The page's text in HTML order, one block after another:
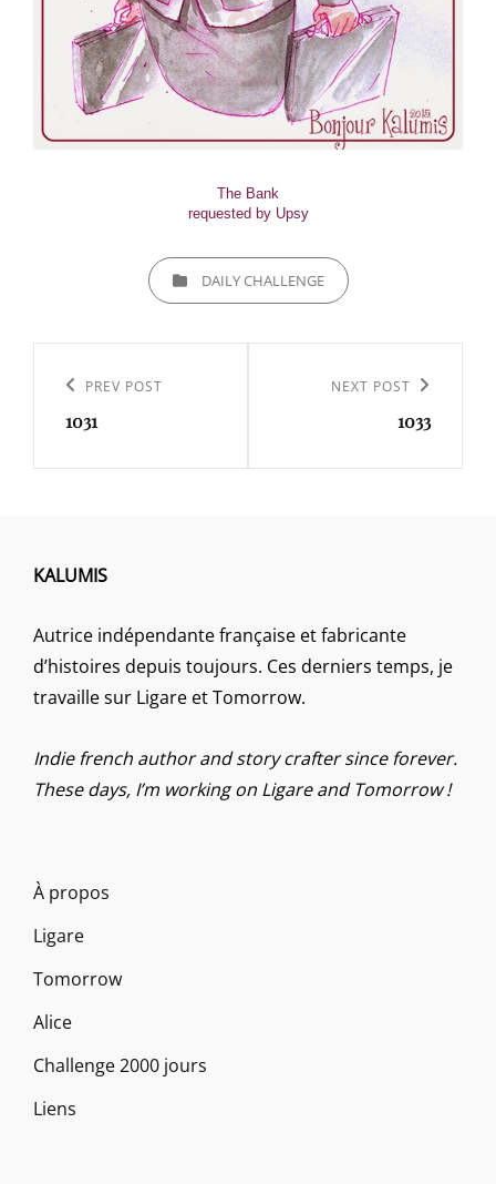
The Bank
requested by Upsy
CATEGORIESDAILY CHALLENGE
l’article
Previous
Post
PREV POST
1031
NEXT POST
1033
KALUMIS
Autrice indépendante française et fabricante
d’histoires depuis toujours. Ces derniers temps, je
travaille sur Ligare et Tomorrow.
Indie french author and story crafter since forever.
These days, I’m working on Ligare and Tomorrow !
À propos
Ligare
Tomorrow
Alice
Challenge 2000 jours
Liens